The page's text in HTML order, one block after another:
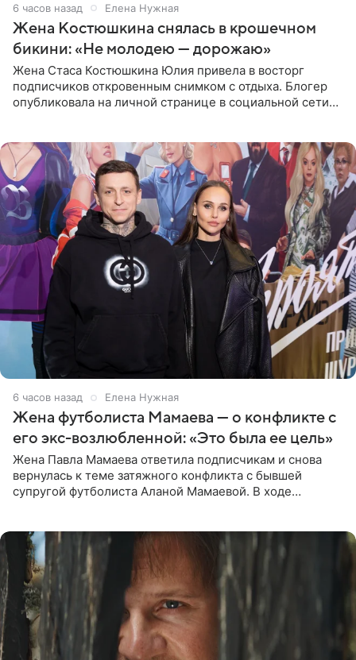
6 часов назад Елена Нужная
Жена Костюшкина снялась в крошечном
бикини: «Не молодею — дорожаю»
Жена Стаса Костюшкина Юлия привела в восторг
подписчиков откровенным снимком с отдыха. Блогер
опубликовала на личной странице в социальной сети
6 часов назад Елена Нужная
Жена футболиста Мамаева — о конфликте с
его экс-возлюбленной: «Это была ее цель»
Жена Павла Мамаева ответила подписчикам и снова
вернулась к теме затяжного конфликта с бывшей
супругой футболиста Аланой Мамаевой. В ходе